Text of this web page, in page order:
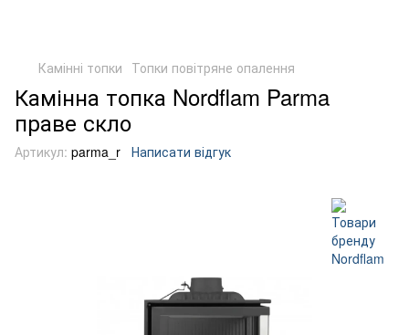
Камінні топки Топки повітряне опалення
Камінна топка Nordflam Parma
праве скло
Артикул: parma_r Написати відгук